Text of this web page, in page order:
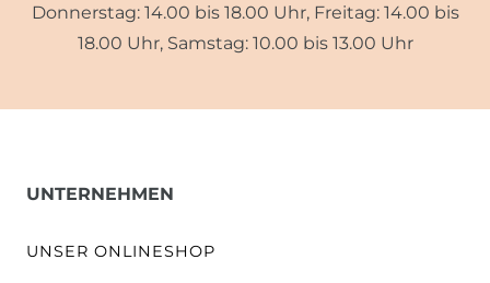
Donnerstag: 14.00 bis 18.00 Uhr, Freitag: 14.00 bis
18.00 Uhr, Samstag: 10.00 bis 13.00 Uhr
UNTERNEHMEN
UNSER ONLINESHOP